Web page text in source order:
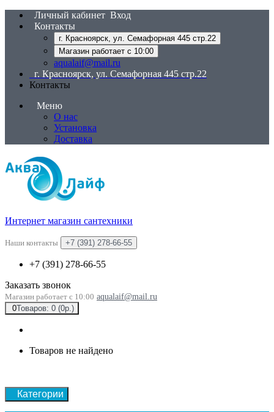
Личный кабинет Вход
Контакты
г. Красноярск, ул. Семафорная 445 стр.22
Магазин работает с 10:00
aqualaif@mail.ru
г. Красноярск, ул. Семафорная 445 стр.22
Контакты
Меню
О нас
Установка
Доставка
Интернет магазин сантехники
Наши контакты +7 (391) 278-66-55
+7 (391) 278-66-55
Заказать звонок
Магазин работает с 10:00 aqualaif@mail.ru
0Товаров: 0 (0р.)
Товаров не найдено
Категории